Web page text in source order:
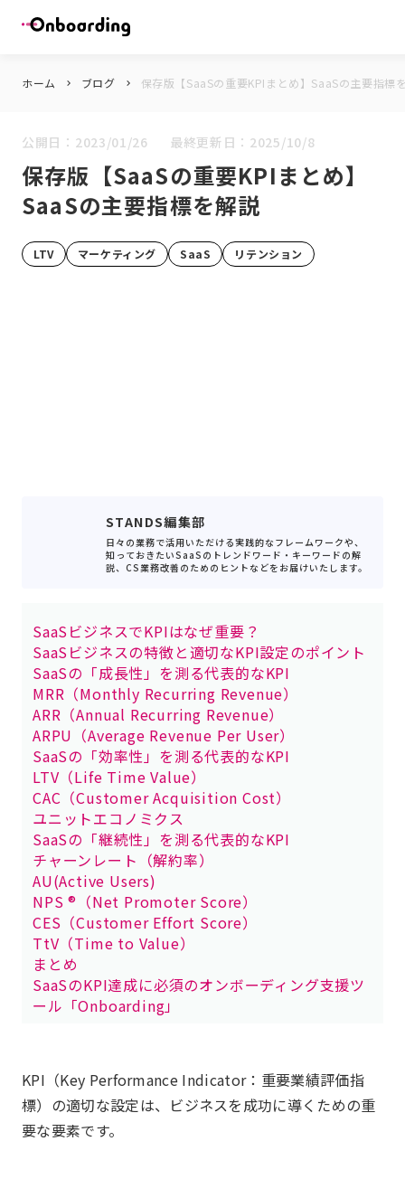
ホーム keyboard_arrow_right ブログ keyboard_arrow_right 保存版【SaaSの重要KPIまとめ】SaaSの主要指標
公開日： 2023/01/26 最終更新日： 2025/10/8
保存版【SaaSの重要KPIまとめ】
SaaSの主要指標を解説
LTV マーケティング SaaS リテンション
STANDS編集部
日々の業務で活用いただける実践的なフレームワークや、
知っておきたいSaaSのトレンドワード・キーワードの解
説、CS業務改善のためのヒントなどをお届けいたします。
SaaSビジネスでKPIはなぜ重要？
SaaSビジネスの特徴と適切なKPI設定のポイント
SaaSの「成長性」を測る代表的なKPI
MRR（Monthly Recurring Revenue）
ARR（Annual Recurring Revenue）
ARPU（Average Revenue Per User）
SaaSの「効率性」を測る代表的なKPI
LTV（Life Time Value）
CAC（Customer Acquisition Cost）
ユニットエコノミクス
SaaSの「継続性」を測る代表的なKPI
チャーンレート（解約率）
AU(Active Users)
NPS ®（Net Promoter Score）
CES（Customer Effort Score）
TtV（Time to Value）
まとめ
SaaSのKPI達成に必須のオンボーディング支援ツ
ール「Onboarding」
KPI（Key Performance Indicator：重要業績評価指
標）の適切な設定は、ビジネスを成功に導くための重
要な要素です。